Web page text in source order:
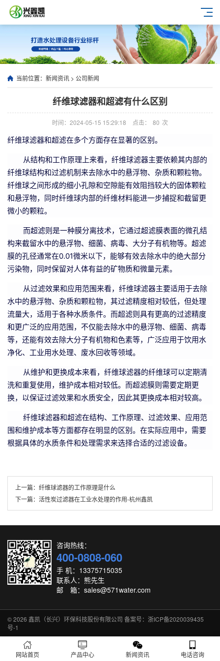
当前位置： 新闻资讯 > 公司新闻
纤维球滤器和超滤有什么区别
时间：2024-05-15 15:29:18 点击： 80 次
纤维球滤器和超滤在多个方面存在显著的区别。
从结构和工作原理上来看，纤维球滤器主要依赖其内部的
纤维球结构和过滤机制来去除水中的悬浮物、杂质和颗粒物。
纤维球之间形成的细小孔隙和空隙能有效阻挡较大的固体颗粒
和悬浮物，同时纤维球内部的纤维材料能进一步捕捉和截留更
微小的颗粒。
而超滤则是一种膜分离技术，它通过超滤膜表面的微孔结
构来截留水中的悬浮物、细菌、病毒、大分子有机物等。超滤
膜的孔径通常在0.01微米以下，能够有效去除水中的绝大部分
污染物，同时保留对人体有益的矿物质和微量元素。
从过滤效果和应用范围来看，纤维球滤器主要适用于去除
水中的悬浮物、杂质和颗粒物，其过滤精度相对较低，但处理
流量大，适用于各种水质条件。而超滤则具有更高的过滤精度
和更广泛的应用范围，不仅能去除水中的悬浮物、细菌、病毒
等，还能有效去除大分子有机物和色素等，广泛应用于饮用水
净化、工业用水处理、废水回收等领域。
从维护和更换成本来看，纤维球滤器的纤维球可以定期清
洗和重复使用，维护成本相对较低。而超滤膜则需要定期更
换，以保证过滤效果和水质安全，因此其更换成本相对较高。
纤维球滤器和超滤在结构、工作原理、过滤效果、应用范
围和维护成本等方面都存在明显的区别。在实际应用中，需要
根据具体的水质条件和处理需求来选择合适的过滤设备。
上一篇： 纤维球滤器的工作原理是什么
下一篇： 活性炭过滤器在工业水处理的作用-杭州鑫凯
咨询热线：
400-0808-060
手 机：13375715035
联系人：熊先生
邮 箱：sales@571water.com
© 2026 鑫凯（长兴）环保科技股份有限公司 备案号：浙ICP备2020039435
号-1
网站首页 产品中心 新闻资讯 电话咨询